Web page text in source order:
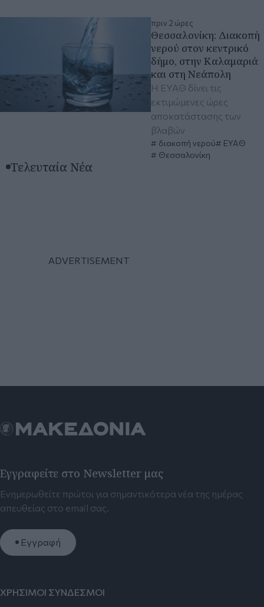
πριν 2 ώρες
Θεσσαλονίκη: Διακοπή
νερού στον κεντρικό
δήμο, στην Καλαμαριά
και στη Νεάπολη
Η ΕΥΑΘ δίνει τις
εκτιμώμενες ώρες
αποκατάστασης των
βλαβών
διακοπή νερού
ΕΥΑΘ
Θεσσαλονίκη
Τελευταία Νέα
Εγγραφείτε στο Newsletter μας
Ενημερωθείτε πρώτοι για σημαντικότερα νέα της ημέρας
απευθείας στο email σας.
Εγγραφή
ΧΡΗΣΙΜΟΙ ΣΥΝΔΕΣΜΟΙ